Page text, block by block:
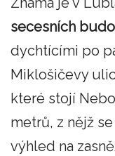
secesních
dychtícími po
Miklošičevy
které stojí
metrů, z nějž
výhled na